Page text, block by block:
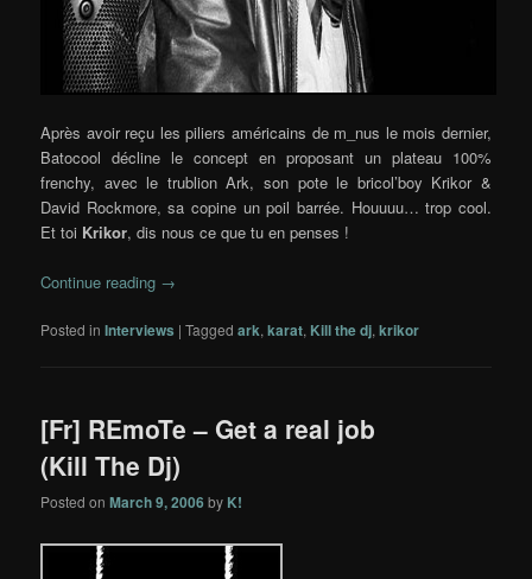
Après avoir reçu les piliers américains de m_nus le mois dernier,
Batocool décline le concept en proposant un plateau 100%
frenchy, avec le trublion Ark, son pote le bricol’boy Krikor &
David Rockmore, sa copine un poil barrée. Houuuu… trop cool.
Et toi Krikor, dis nous ce que tu en penses !
Continue reading →
Posted in Interviews |Tagged ark,karat, Kill the dj,krikor
[Fr] REmoTe – Get a real job
(Kill The Dj)
Posted onMarch 9, 2006 by K!